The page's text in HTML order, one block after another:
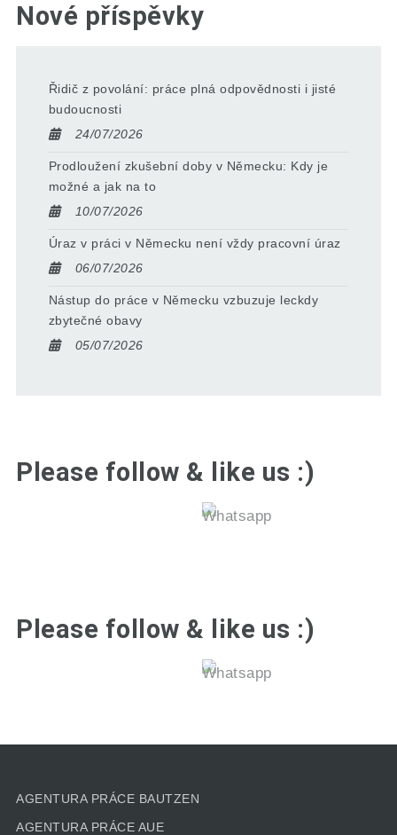
Nové příspěvky
Řidič z povolání: práce plná odpovědnosti i jisté
budoucnosti
24/07/2026
Prodloužení zkušební doby v Německu: Kdy je
možné a jak na to
10/07/2026
Úraz v práci v Německu není vždy pracovní úraz
06/07/2026
Nástup do práce v Německu vzbuzuje leckdy
zbytečné obavy
05/07/2026
Please follow & like us :)
Please follow & like us :)
AGENTURA PRÁCE BAUTZEN
AGENTURA PRÁCE AUE